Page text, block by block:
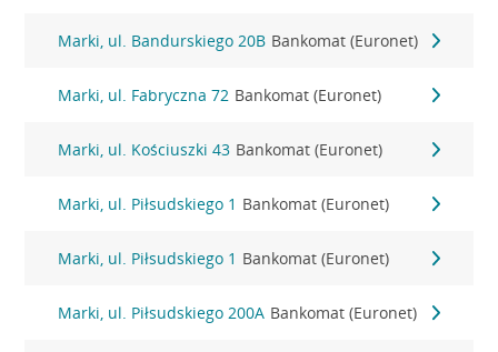
Marki, ul. Bandurskiego 20B Bankomat (Euronet)
Marki, ul. Fabryczna 72 Bankomat (Euronet)
Marki, ul. Kościuszki 43 Bankomat (Euronet)
Marki, ul. Piłsudskiego 1 Bankomat (Euronet)
Marki, ul. Piłsudskiego 1 Bankomat (Euronet)
Marki, ul. Piłsudskiego 200A Bankomat (Euronet)